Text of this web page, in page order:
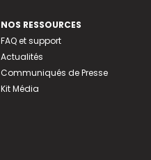
NOS RESSOURCES
FAQ et support
Actualités
Communiqués de Presse
Kit Média